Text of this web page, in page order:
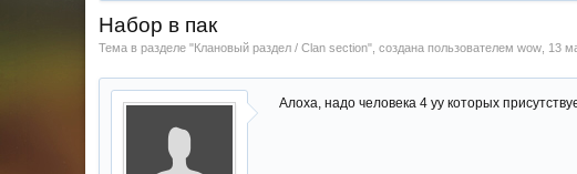
Набор в пак
Тема в разделе "Клановый раздел / Сlan section", создана пользователем wow 13
Алоха, надо человека 4 уу которых